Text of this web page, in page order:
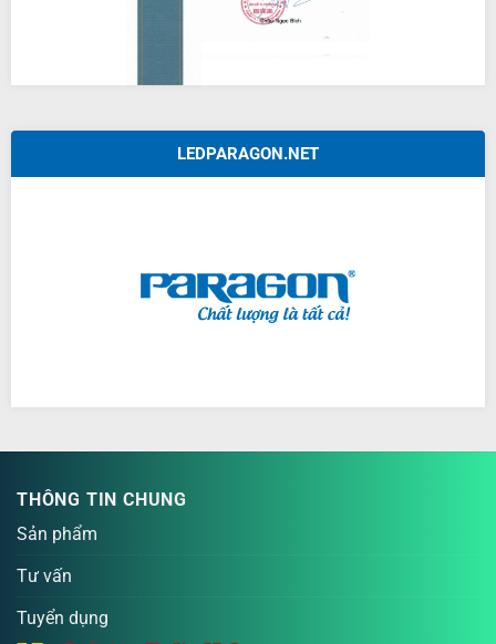
LEDPARAGON.NET
THÔNG TIN CHUNG
Sản phẩm
Tư vấn
Tuyển dụng